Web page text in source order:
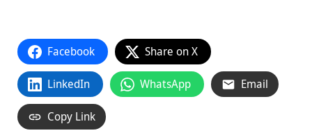
Facebook Share on X
LinkedIn WhatsApp Email
Copy Link